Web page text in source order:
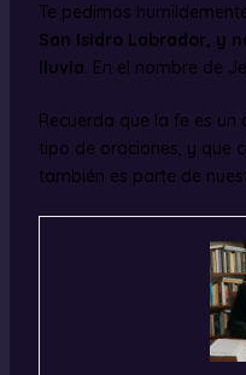
Te pedimos
San Isidro Labrador, y
lluvia. En el nombre de
Recuerda que la fe es
tipo de oraciones, y que
también es parte de